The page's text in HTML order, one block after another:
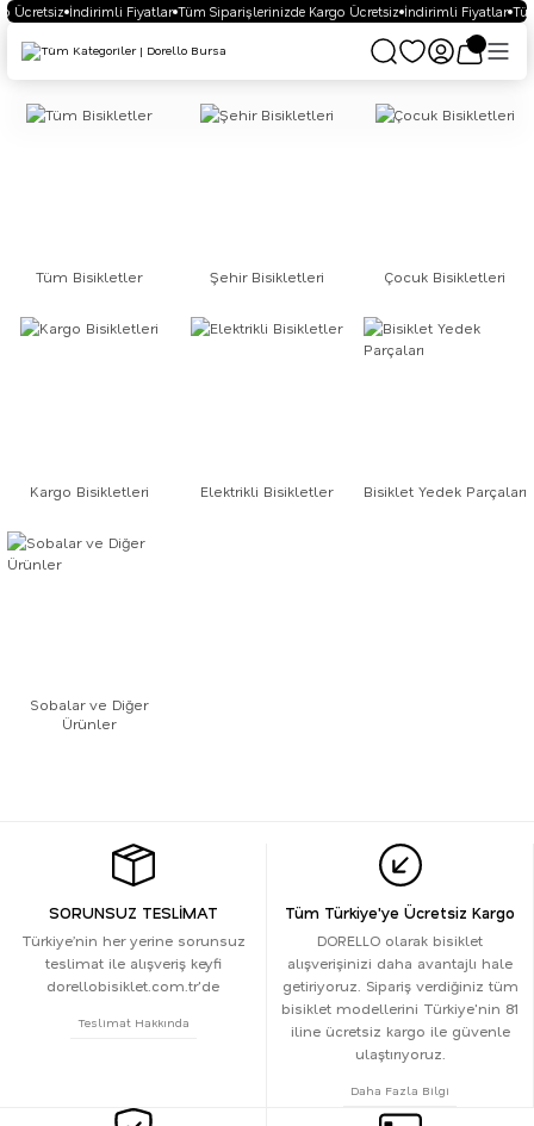
Ücretsiz İndirimli Fiyatlar Tüm Siparişlerinizde Kargo Ücretsiz İndirimli Fiyatlar
Tüm Bisikletler Şehir Bisikletleri Çocuk Bisikletleri
Kargo Bisikletleri Elektrikli Bisikletler Bisiklet Yedek Parçaları
Sobalar ve Diğer
Ürünler
SORUNSUZ TESLİMAT
Türkiye’nin her yerine sorunsuz
teslimat ile alışveriş keyfi
dorellobisiklet.com.tr'de
Teslimat Hakkında
Tüm Türkiye'ye Ücretsiz Kargo
DORELLO olarak bisiklet
alışverişinizi daha avantajlı hale
getiriyoruz. Sipariş verdiğiniz tüm
bisiklet modellerini Türkiye'nin 81
iline ücretsiz kargo ile güvenle
ulaştırıyoruz.
Daha Fazla Bilgi